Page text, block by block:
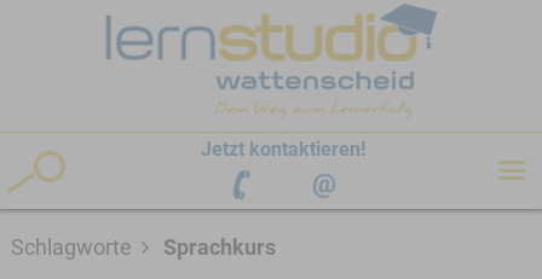
Jetzt kontaktieren!
Schlagworte Sprachkurs